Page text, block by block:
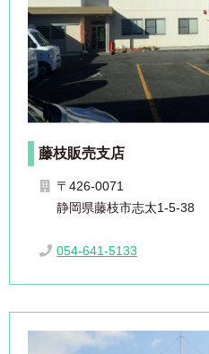
藤枝販売支店
〒426-0071
静岡県藤枝市志太1-5-38
054-641-5133